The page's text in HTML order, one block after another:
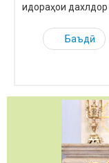
идораҳои
Баъдӣ